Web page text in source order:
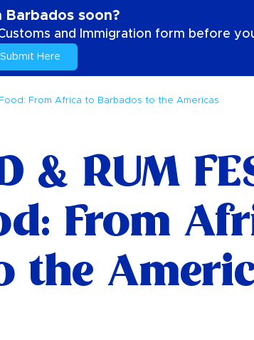
Barbados soon?
and Immigration form before
Submit Here
Food: From Africa to Barbados to the Americas
& RUM
From
the